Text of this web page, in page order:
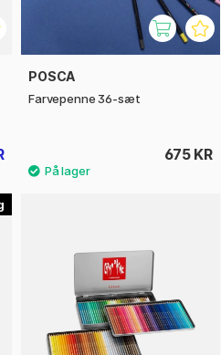
POSCA
Farvepenne 36-sæt
675 KR